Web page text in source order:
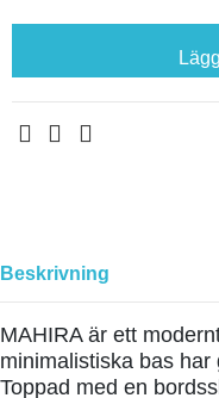
Beskrivning
MAHIRA är ett
minimalistiska bas
Toppad med en